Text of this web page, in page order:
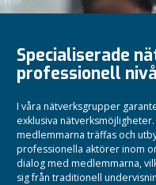
Specialiserade
professionell nivå
I våra nätverksgrupper
exklusiva
medlemmarna träffas och
professionella aktörer inom
dialog med medlemmarna,
sig från traditionell